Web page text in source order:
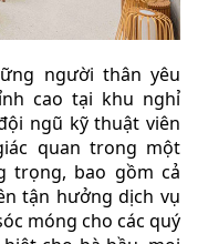
người thân yêu
cao tại khu nghỉ
ngũ kỹ thuật viên
quan trong một
trọng, bao gồm cả
tận hưởng dịch vụ
móng cho các quý